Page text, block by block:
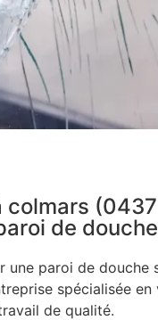
de
une paroi de douche
spécialisée
de qualité.